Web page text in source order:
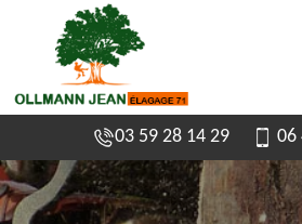
03 59 28 14 29 06